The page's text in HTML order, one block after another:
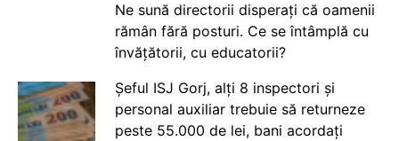
Ne sună directorii disperați că oamenii
rămân fără posturi. Ce se întâmplă cu
învățătorii, cu educatorii?
Șeful ISJ Gorj, alți 8 inspectori și
personal auxiliar trebuie să returneze
peste 55.000 de lei, bani acordați